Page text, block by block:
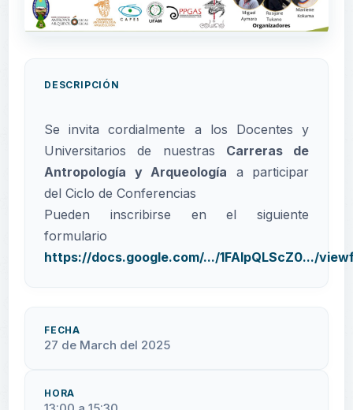
DESCRIPCIÓN
Se invita cordialmente a los Docentes y
Universitarios de nuestras Carreras de
Antropología y Arqueología a participar
del Ciclo de Conferencias
Pueden inscribirse en el siguiente
formulario
https://docs.google.com/.../1FAIpQLScZ0.../
FECHA
27 de March del 2025
HORA